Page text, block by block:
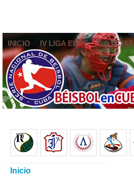
INICIO IV LIGA ELITE NOTICIAS
Inicio